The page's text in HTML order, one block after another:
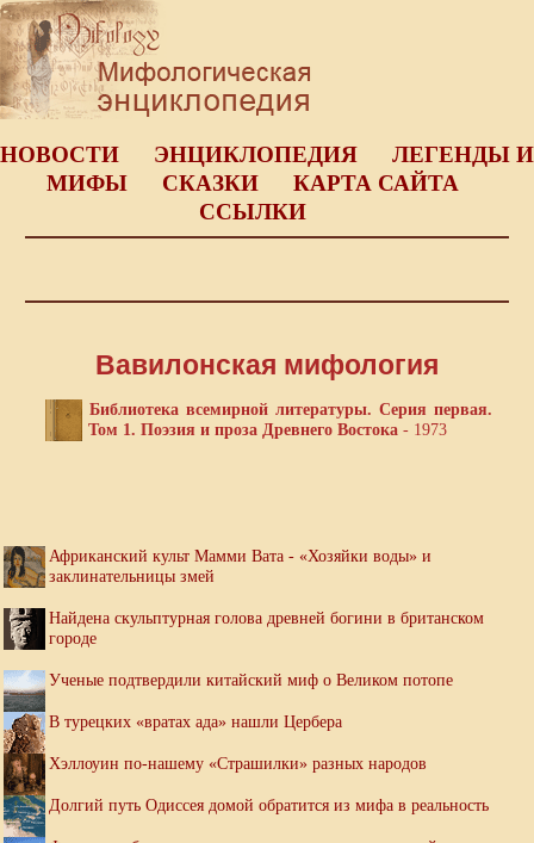
НОВОСТИ ЭНЦИКЛОПЕДИЯ
ЛЕГЕНДЫ И
МИФЫ
СКАЗКИ
КАРТА САЙТА
ССЫЛКИ
Вавилонская мифология
Библиотека всемирной литературы. Серия первая.
Том 1. Поэзия и проза Древнего Востока- 1973
Африканский культ Мамми Вата - «Хозяйки воды» и
заклинательницы змей
Найдена скульптурная голова древней богини в британском
городе
Ученые подтвердили китайский миф о Великом потопе
В турецких «вратах ада» нашли Цербера
Хэллоуин по-нашему «Страшилки» разных народов
Долгий путь Одиссея домой обратится из мифа в реальность